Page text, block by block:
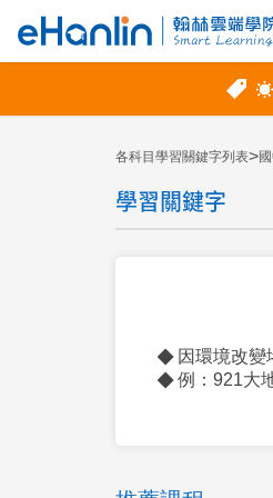
各科目學習關鍵字列表>
學習關鍵字
因環境改變
例：921大